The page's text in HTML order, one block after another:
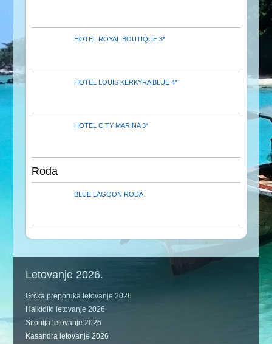
HOTEL ROYAL BOUTIQUE 3*
HOTEL LOUIS KERKYRA BLUE 4*
HOTEL CITY MARINA 3*
Roda
BLUE LAGOON RODA
Letovanje 2026.
Grčka preporuka letovanje 2026
Halkidiki letovanje 2026
Sitonija letovanje 2026
Kasandra letovanje 2026